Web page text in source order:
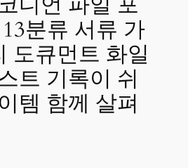
분류 서류 가
도큐먼트 화일
트 기록이 쉬
템 함께 살펴